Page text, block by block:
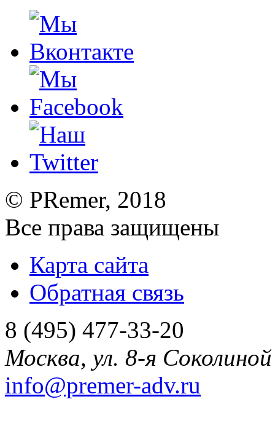
© PRemer, 2018
Все права защищены
Карта сайта
Обратная связь
8 (495) 477-33-20
Москва, ул. 8-я
info@premer-adv.ru